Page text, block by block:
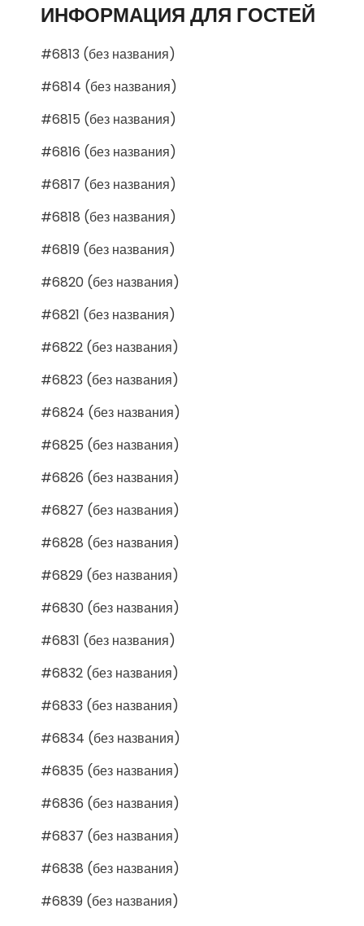
ИНФОРМАЦИЯ ДЛЯ ГОСТЕЙ
#6813 (без названия)
#6814 (без названия)
#6815 (без названия)
#6816 (без названия)
#6817 (без названия)
#6818 (без названия)
#6819 (без названия)
#6820 (без названия)
#6821 (без названия)
#6822 (без названия)
#6823 (без названия)
#6824 (без названия)
#6825 (без названия)
#6826 (без названия)
#6827 (без названия)
#6828 (без названия)
#6829 (без названия)
#6830 (без названия)
#6831 (без названия)
#6832 (без названия)
#6833 (без названия)
#6834 (без названия)
#6835 (без названия)
#6836 (без названия)
#6837 (без названия)
#6838 (без названия)
#6839 (без названия)